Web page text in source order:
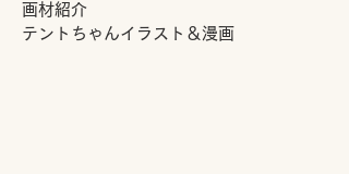
画材紹介
テントちゃんイラスト＆漫画